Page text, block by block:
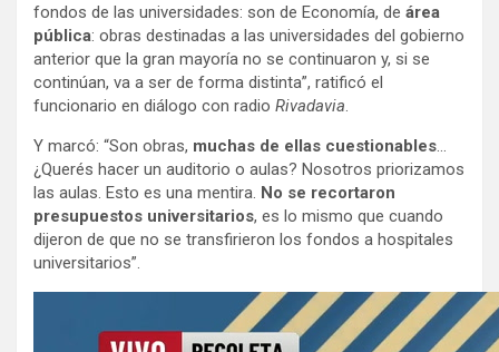
fondos de las universidades: son de Economía, de área
pública: obras destinadas a las universidades del gobierno
anterior que la gran mayoría no se continuaron y, si se
continúan, va a ser de forma distinta”, ratificó el
funcionario en diálogo con radio Rivadavia.
Y marcó: “Son obras, muchas de ellas cuestionables…
¿Querés hacer un auditorio o aulas? Nosotros priorizamos
las aulas. Esto es una mentira. No se recortaron
presupuestos universitarios, es lo mismo que cuando
dijeron de que no se transfirieron los fondos a hospitales
universitarios”.